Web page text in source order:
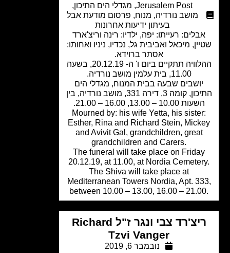
Jerusalem Post
,מגדלי הים התיכון,
מושב נורדיה, מנוח,פרסום מודעת אבל
בעיתון ידיעות אחרונות
רעייתו: יפה, ילדיו: רינה וריצ'ארד
מיכאל ואביבית גל, נכדיו, ניניו ואחותו:
אסתר ברוידא.
ההלוויה תתקיים ביום ו' ה- 20.12.19, בשעה
יושבים שבעה בבית המנוח, מגדלי הים
התיכון, קומה 3, דירה 331, מושב נורדיה, בין
Mourned by: his wife Yetta, his
Esther, Rina and Richard Stein,
and Avivit Gal, grandchildren, great
grandchildren and Carers.
The funeral will take place on
20.12.19, at 11.00, at Nordia
The Shiva will take place at
Mediterranean Towers Nordia, Apt.
between 10.00 – 13.00, 16.00 –
ריצ'רד צבי ונגר ז"ל Richard
Tzvi Vanger
נובמבר 6, 2019